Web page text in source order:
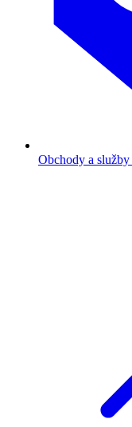
Obchody a služby